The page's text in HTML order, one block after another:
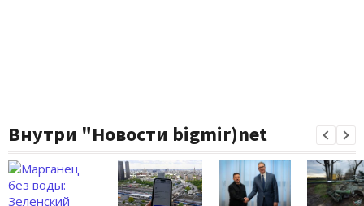
Внутри "Новости bigmir)net